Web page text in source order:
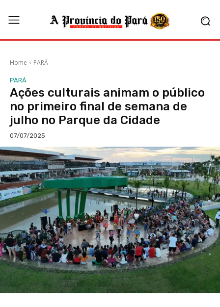
Home PARÁ
PARÁ
Ações culturais animam o público
no primeiro final de semana de
julho no Parque da Cidade
07/07/2025